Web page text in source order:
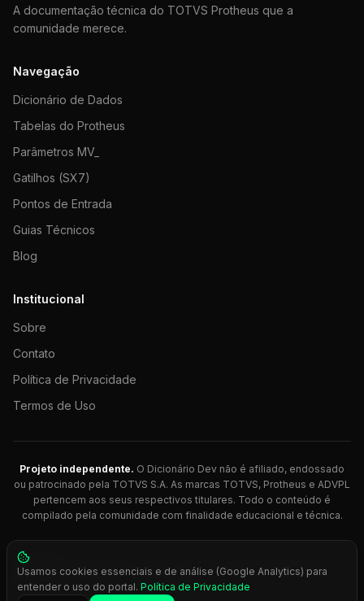
A documentação técnica do TOTVS Protheus que a
comunidade merece.
Navegação
Dicionário de Dados
Tabelas do Protheus
Parâmetros MV_
Gatilhos (SX7)
Pontos de Entrada
Guias Técnicos
Blog
Institucional
Sobre
Contato
Política de Privacidade
Termos de Uso
Projeto independente. O Dicionário Dev não é afiliado, endossado
ou patrocinado pela TOTVS S.A. As marcas TOTVS, Protheus e ADVPL
pertencem aos seus respectivos titulares. Todo o conteúdo é
compilado pela comunidade com finalidade educacional e técnica.
© 2026 Dicionário Dev. Feito com 💚 para desenvolvedores
Protheus.
Press Ctrl+K
Usamos cookies essenciais e de análise (Google Analytics) para
entender o uso do portal. Política de Privacidade